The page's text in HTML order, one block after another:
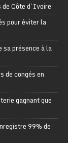
Côte d’Ivoire
pour éviter la
présence à la
de congés en
gagnant que
99% de